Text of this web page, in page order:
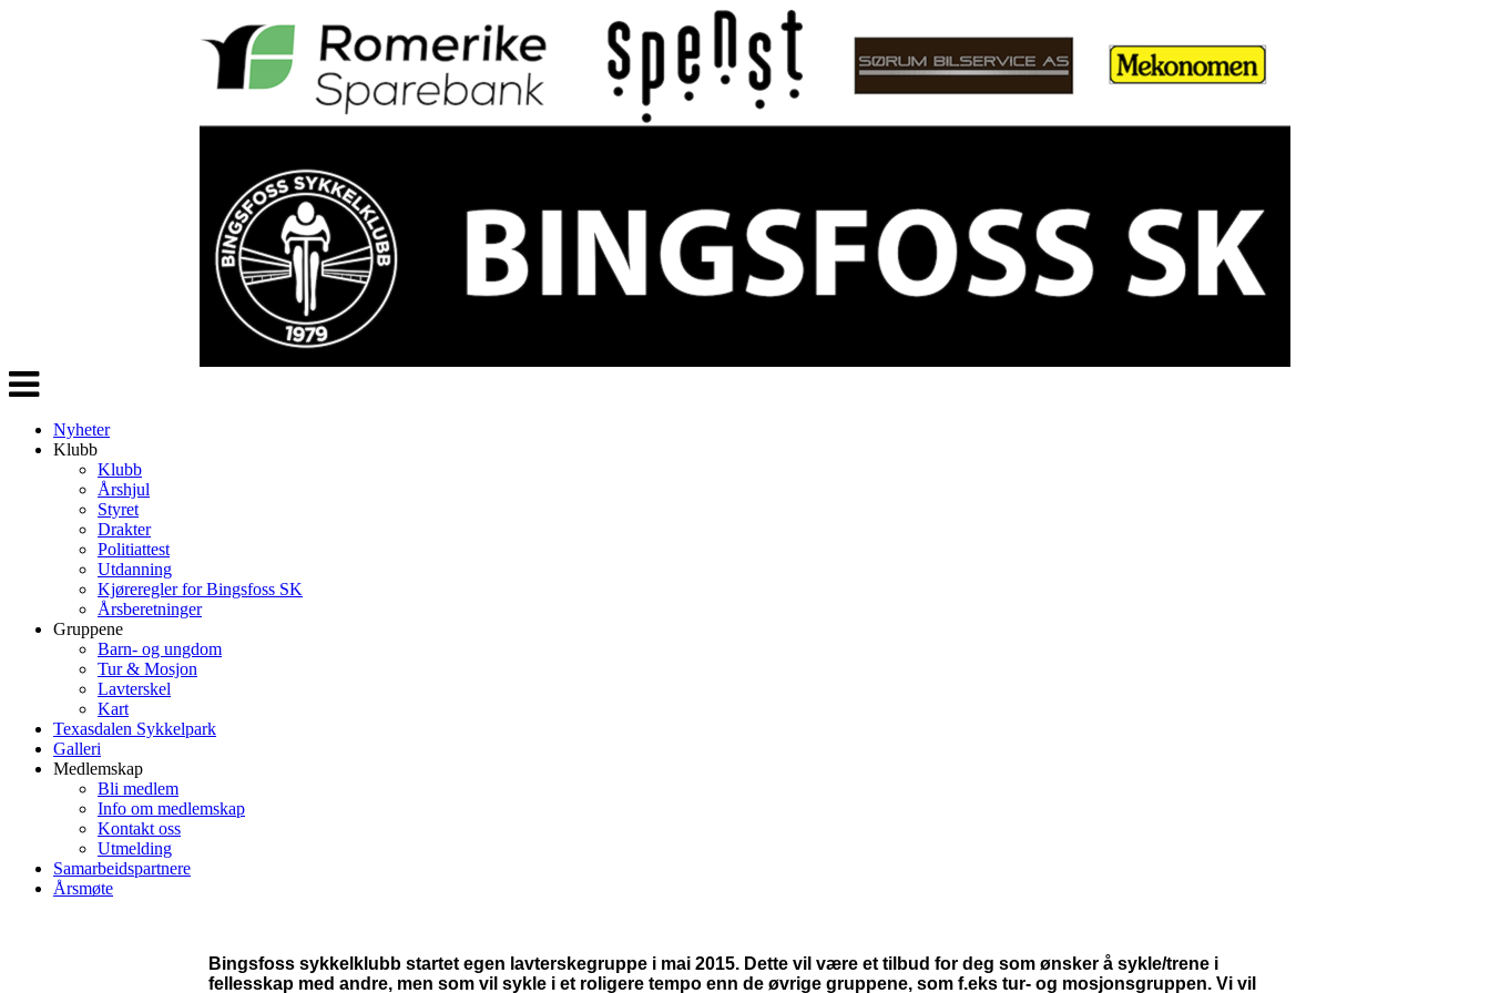
Veksle
navigasjon
Nyheter
Klubb
Klubb
Årshjul
Styret
Drakter
Politiattest
Utdanning
Kjøreregler for Bingsfoss SK
Årsberetninger
Gruppene
Barn- og ungdom
Tur & Mosjon
Lavterskel
Kart
Texasdalen Sykkelpark
Galleri
Medlemskap
Bli medlem
Info om medlemskap
Kontakt oss
Utmelding
Samarbeidspartnere
Årsmøte
Bingsfoss sykkelklubb startet egen lavterskegruppe i mai 2015. Dette vil være et tilbud for deg som ønsker å sykle/trene i
fellesskap med andre, men som vil sykle i et roligere tempo enn de øvrige gruppene, som f.eks tur- og mosjonsgruppen. Vi vil